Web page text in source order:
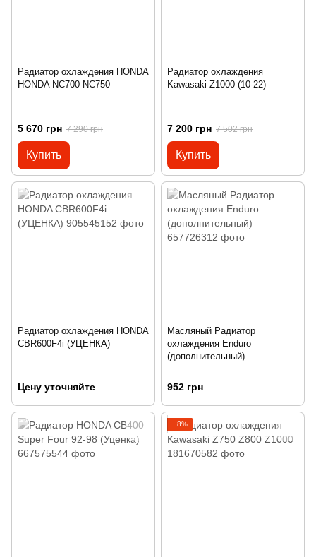
Радиатор охлаждения HONDA
HONDA NC700 NC750
5 670 грн 7 290 грн
Купить
Радиатор охлаждения
Kawasaki Z1000 (10-22)
7 200 грн 7 502 грн
Купить
Радиатор охлаждения HONDA
CBR600F4i (УЦЕНКА)
Цену уточняйте
Масляный Радиатор
охлаждения Enduro
(дополнительный)
952 грн
−8%